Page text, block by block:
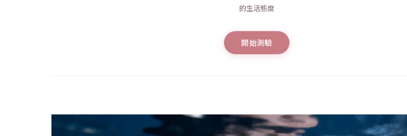
的生活態度
開始測驗